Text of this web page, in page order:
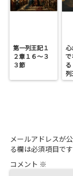
第一列王記１
２章１６～３
３節
心
で
列
メールアドレスが
る欄は必須項目です
コメント ※